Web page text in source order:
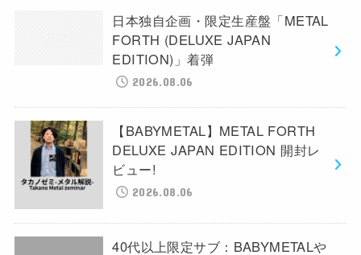
日本独自企画・限定生産盤「METAL
FORTH (DELUXE JAPAN
EDITION)」着弾
2026.08.06
【BABYMETAL】METAL FORTH
DELUXE JAPAN EDITION 開封レ
ビュー!
2026.08.06
40代以上限定サブ：BABYMETALや